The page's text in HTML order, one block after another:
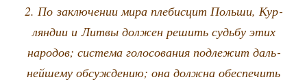
2. По заклю­че­нии мира пле­бис­цит Поль­ши, Кур­
лян­дии и Лит­вы дол­жен решить судь­бу этих
наро­дов; систе­ма голо­со­ва­ния под­ле­жит даль­
ней­ше­му обсуж­де­нию; она долж­на обес­пе­чить